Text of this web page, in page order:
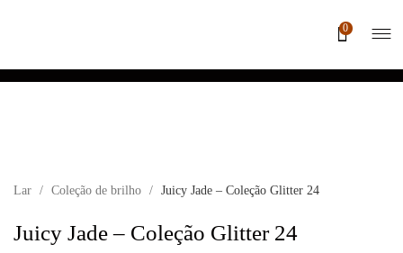
0
Lar / Coleção de brilho / Juicy Jade – Coleção Glitter 24
Juicy Jade – Coleção Glitter 24